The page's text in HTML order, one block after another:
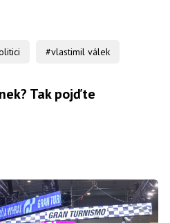
#vlastimil válek
Tak pojďte